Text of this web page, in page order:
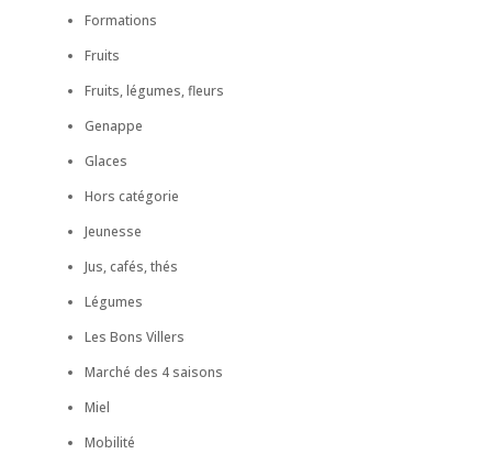
Formations
Fruits
Fruits, légumes, fleurs
Genappe
Glaces
Hors catégorie
Jeunesse
Jus, cafés, thés
Légumes
Les Bons Villers
Marché des 4 saisons
Miel
Mobilité